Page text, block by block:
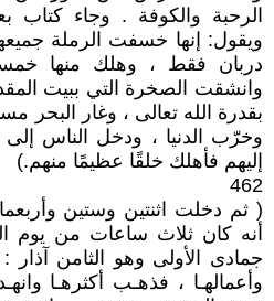
الرحبة والكوفة . وجاء كتاب
ويقول‏:‏ إنها خسفت الرملة
دربان فقط ، وهلك منها
وانشقت الصخرة التي ببيت
بقدرة الله تعالى ، وغار البحر
وخرّب الدنيا ، ودخل الناس
إليهم فأهلك خلقًا عظيمًا منهم‏.‏)
462
( ثم دخلت اثنتين وستين
أنه كان ثلاث ساعات من يوم
جمادى الأولى وهو الثامن آذار
وأعمالهـا ، فذهـب أكثرهـا